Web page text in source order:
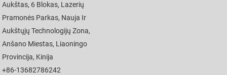
Aukštas, 6 Blokas, Lazerių
Pramonės Parkas, Nauja Ir
Aukštųjų Technologijų Zona,
Anšano Miestas, Liaoningo
Provincija, Kinija
+86-13682786242